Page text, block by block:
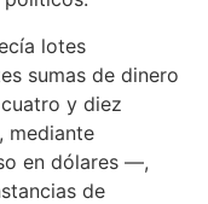
lotes
sumas de dinero
y diez
mediante
en dólares —,
de